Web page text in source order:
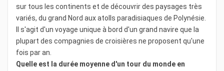
sur tous les continents et de découvrir des paysages très
variés, du grand Nord aux atolls paradisiaques de Polynésie.
Il s'agit d'un voyage unique à bord d'un grand navire que la
plupart des compagnies de croisières ne proposent qu'une
fois par an.
Quelle est la durée moyenne d'un tour du monde en